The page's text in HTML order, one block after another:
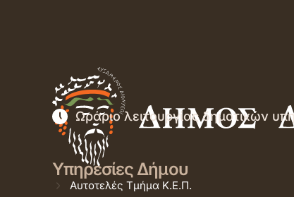
Ωράριο λειτουργίας δημοτικών
Υπηρεσίες Δήμου
Αυτοτελές Τμήμα Κ.Ε.Π.